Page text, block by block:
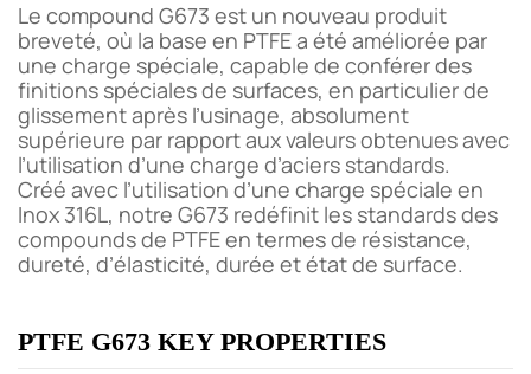
Le compound G673 est un nouveau produit
breveté, où la base en PTFE a été améliorée par
une charge spéciale, capable de conférer des
finitions spéciales de surfaces, en particulier de
glissement après l’usinage, absolument
supérieure par rapport aux valeurs obtenues avec
l’utilisation d’une charge d’aciers standards.
Créé avec l’utilisation d’une charge spéciale en
Inox 316L, notre G673 redéfinit les standards des
compounds de PTFE en termes de résistance,
dureté, d’élasticité, durée et état de surface.
PTFE G673 KEY PROPERTIES